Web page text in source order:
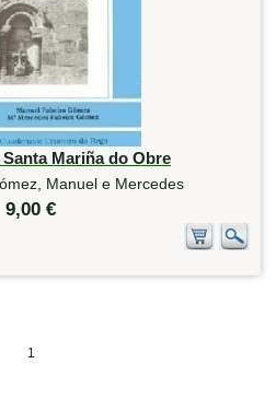
Mariña do Obre
Manuel e Mercedes
9,00 €
1